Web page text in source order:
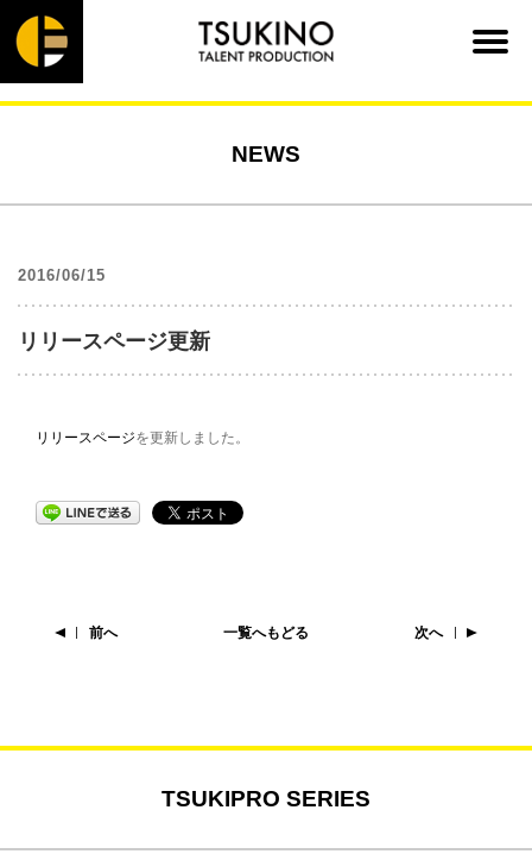
NEWS
2016/06/15
リリースページ更新
リリースページを更新しました。
前へ 一覧へもどる 次へ
TSUKIPRO SERIES